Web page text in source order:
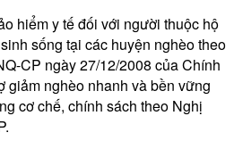
hiểm y tế đối với người thuộc hộ
sống tại các huyện nghèo theo
CP ngày 27/12/2008 của Chính
giảm nghèo nhanh và bền vững
cơ chế, chính sách theo Nghị